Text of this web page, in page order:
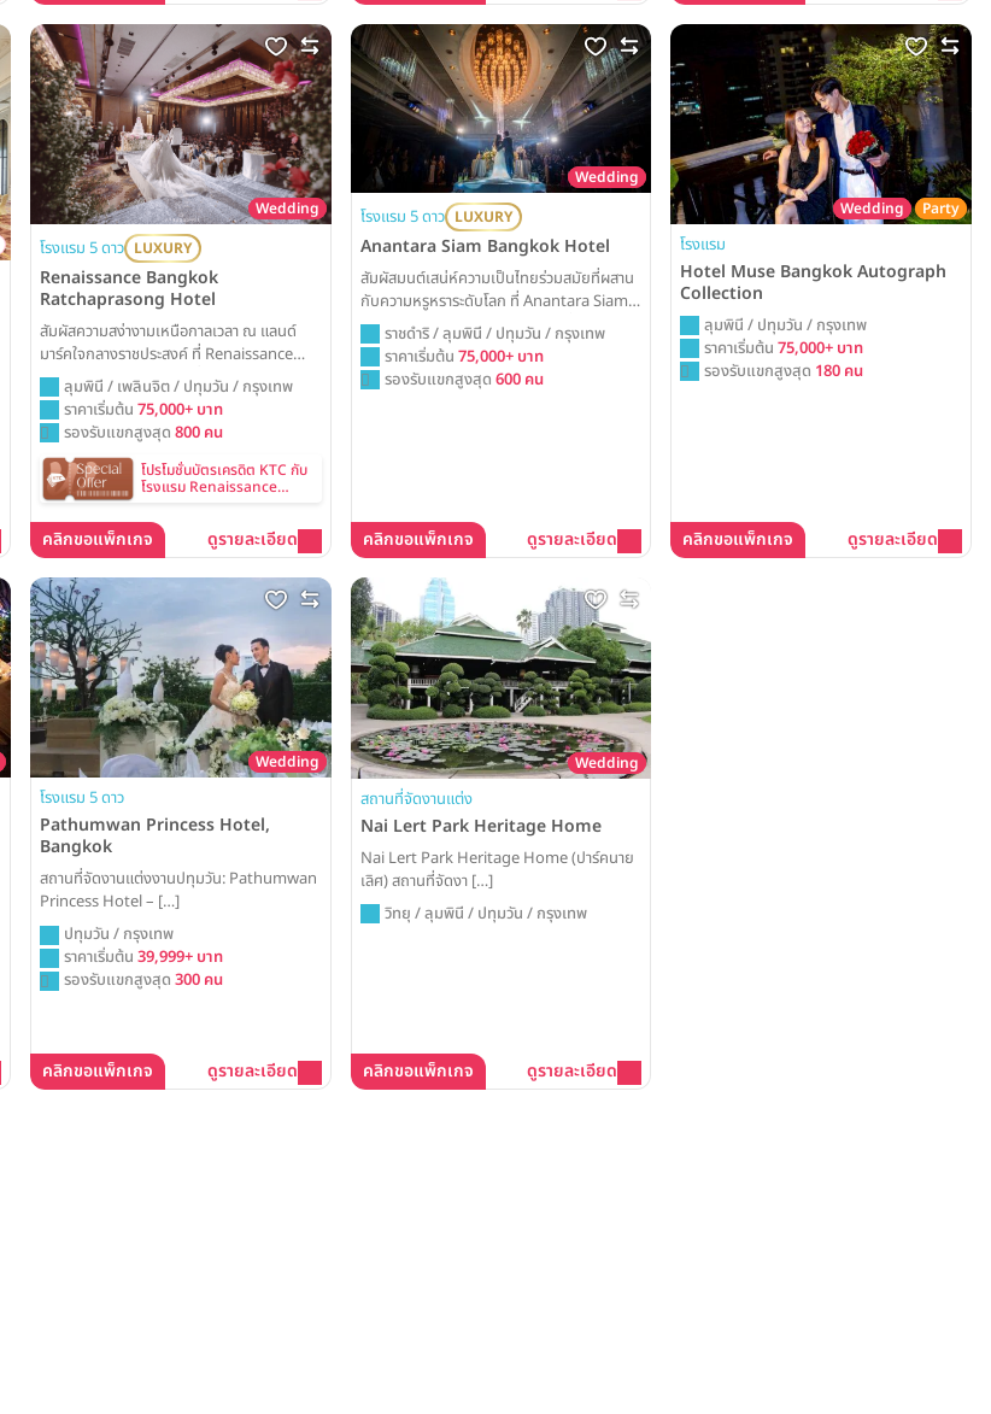
Wedding
โรงแรม 5 ดาว LUXURY
Renaissance Bangkok
Ratchaprasong Hotel
สัมผัสความสง่างามเหนือกาลเวลา ณ แลนด์
มาร์คใจกลางราชประสงค์ ที่ Renaissance
Bangkok ให้ห้องบอลรูมที่โอ่อ่าไร้เสาและ
บริการระดับโลก เป็นพื้นที่สำหรับเฉลิมฉลอง
เรื่องราวความรักของคุณที่ยิ่งใหญ่และน่า
ประทับใจไม่รู้ลืม
ลุมพินี / เพลินจิต / ปทุมวัน / กรุงเทพ
ราคาเริ่มต้น75,000+ บาท
รองรับแขกสูงสุด800 คน
โปรโมชั่นบัตรเครดิต KTC กับ
โรงแรม Renaissance
Hotel
คลิกขอแพ็กเกจ ดูรายละเอียด
Wedding
โรงแรม 5 ดาว LUXURY
Anantara Siam Bangkok Hotel
สัมผัสมนต์เสน่ห์ความเป็นไทยร่วมสมัยที่ผสาน
กับความหรูหราระดับโลก ที่ Anantara Siam
Bangkok Hotel ไม่ว่าจะเป็นงานเลี้ยงในห้อง
บอลรูมที่สง่างาม หรือพิธีในสวนสวยใจกลาง
กรุงฯ ที่นี่พร้อมมอบประสบการณ์วิวาห์ที่งดงาม
และน่าประทับใจ
ราชดำริ / ลุมพินี / ปทุมวัน / กรุงเทพ
ราคาเริ่มต้น 75,000+ บาท
รองรับแขกสูงสุด 600 คน
คลิกขอแพ็กเกจ ดูรายละเอียด
Wedding Party
โรงแรม
Hotel Muse Bangkok Autograph
Collection
ลุมพินี / ปทุมวัน / กรุงเทพ
ราคาเริ่มต้น75,000+ บาท
รองรับแขกสูงสุด 180 คน
คลิกขอแพ็กเกจ ดูรายละเอียด
Wedding
โรงแรม 5 ดาว
Pathumwan Princess Hotel,
Bangkok
สถานที่จัดงานแต่งงานปทุมวัน: Pathumwan
Princess Hotel – […]
ปทุมวัน / กรุงเทพ
ราคาเริ่มต้น39,999+ บาท
รองรับแขกสูงสุด300 คน
คลิกขอแพ็กเกจ ดูรายละเอียด
Wedding
สถานที่จัดงานแต่ง
Nai Lert Park Heritage Home
Nai Lert Park Heritage Home (ปาร์คนาย
เลิศ) สถานที่จัดงา […]
วิทยุ / ลุมพินี / ปทุมวัน / กรุงเทพ
คลิกขอแพ็กเกจ ดูรายละเอียด